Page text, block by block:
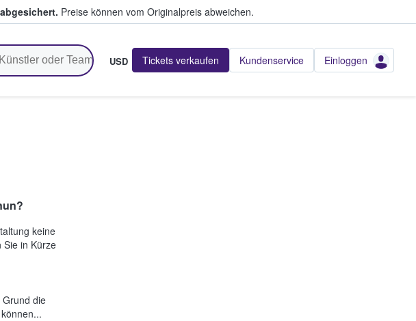
Preise können vom Originalpreis abweichen.
USD Tickets verkaufen Kundenservice Einloggen
keine
in Kürze
die